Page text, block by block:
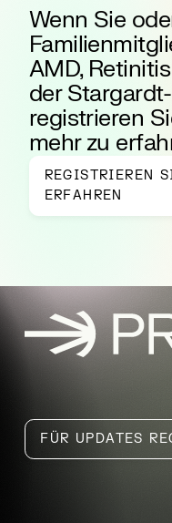
Wenn Sie
AMD,
der
registrieren
mehr zu
REGISTRIEREN
ERFAHREN
FÜR UPDATES